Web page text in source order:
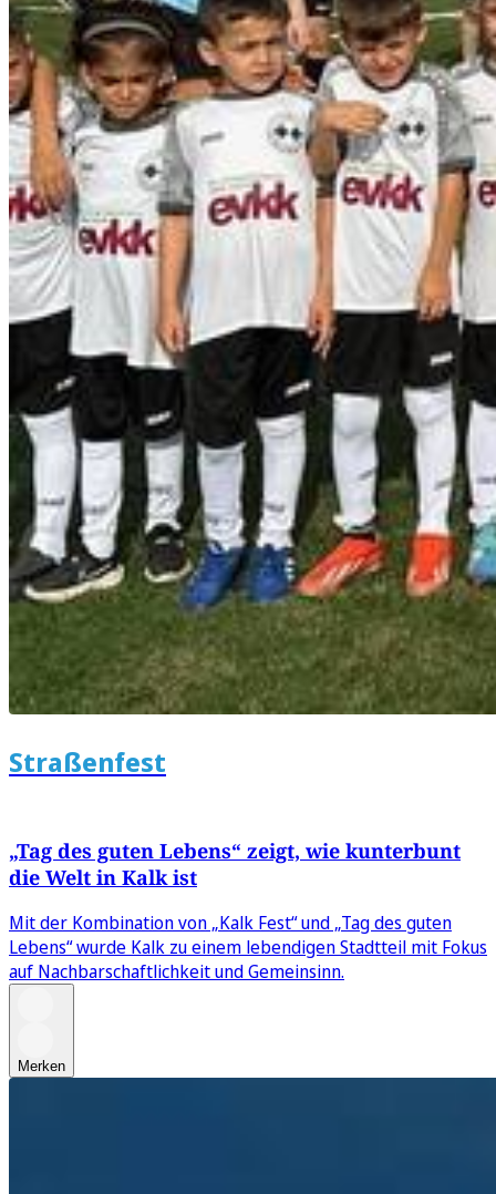
Straßenfest
„Tag des guten Lebens“ zeigt, wie kunterbunt
die Welt in Kalk ist
Mit der Kombination von „Kalk Fest“ und „Tag des guten
Lebens“ wurde Kalk zu einem lebendigen Stadtteil mit Fokus
auf Nachbarschaftlichkeit und Gemeinsinn.
Merken